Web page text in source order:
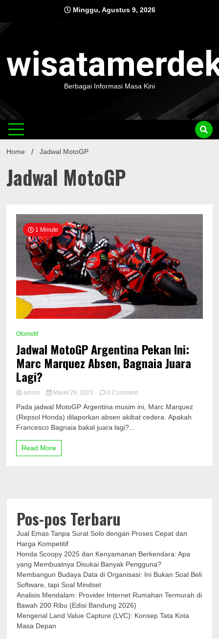
content
Minggu, Agustus 9, 2026
Berbagai Informasi Masa Kini
Home Jadwal MotoGP
Jadwal MotoGP
1 Minute
Otomotif
Jadwal MotoGP Argentina Pekan Ini:
Marc Marquez Absen, Bagnaia Juara
Lagi?
admin Maret 29, 2023 0 Commenton
MotoGP
Argentina
Pada jadwal MotoGP Argentina musim ini, Marc Marquez
(Repsol Honda) dilaporkan absen akibat cedera. Apakah
Francesco Bagnaia bakal juara lagi?...
Read More
Pos-pos Terbaru
Jual Emas Tanpa Surat Solo dengan Proses Cepat dan
Harga Kompetitif
Honda Scoopy 2025 dan Kenyamanan Berkendara: Apa
yang Membuatnya Disukai Banyak Pengguna?
Membangun Budaya Data di Organisasi: Ini Bukan Soal Beli
Software, tapi Soal Mindset
Analisis Mendalam: Provider Internet Rumahan Termurah di
Bawah 200 Ribu (Edisi Bandung 2026)
Mengenal Land Value Capture (LVC): Konsep Tata Kota
Masa Depan